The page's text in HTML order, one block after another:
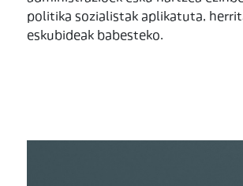
politika sozialistak aplikatuta,
eskubideak babesteko.